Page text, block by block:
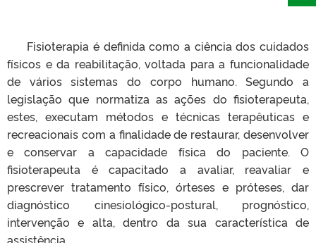
TELEFONES
Fisioterapia é definida como a ciência dos cuidados
físicos e da reabilitação, voltada para a funcionalidade
de vários sistemas do corpo humano. Segundo a
legislação que normatiza as ações do fisioterapeuta,
estes, executam métodos e técnicas terapêuticas e
recreacionais com a finalidade de restaurar, desenvolver
e conservar a capacidade física do paciente. O
fisioterapeuta é capacitado a avaliar, reavaliar e
prescrever tratamento físico, órteses e próteses, dar
diagnóstico cinesiológico-postural, prognóstico,
intervenção e alta, dentro da sua característica de
assistência.